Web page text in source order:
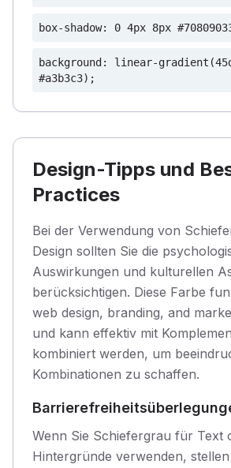
box-shadow: 0 4px 8px
background: linear-
#a3b3c3);
Design-Tipps und
Practices
Bei der Verwendung von
Design sollten Sie die
Auswirkungen und kulturellen
berücksichtigen. Diese Farbe
web design, branding, and
und kann effektiv mit
kombiniert werden, um
Kombinationen zu schaffen.
Wenn Sie Schiefergrau für Text
Hintergründe verwenden,